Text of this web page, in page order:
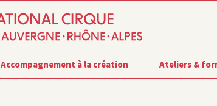
Accompagnement à la création Ateliers &